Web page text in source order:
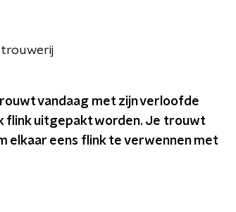
trouwerij
vandaag met zijn verloofde
flink uitgepakt worden. Je trouwt
elkaar eens flink te verwennen met